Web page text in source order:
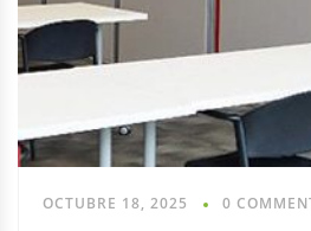
OCTUBRE 18, 2025 0